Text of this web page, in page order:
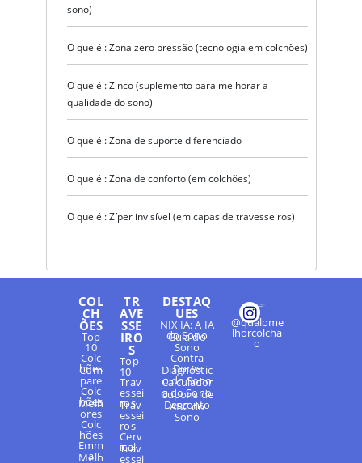
sono)
O que é : Zona zero pressão (tecnologia em colchões)
O que é : Zinco (suplemento para melhorar a
qualidade do sono)
O que é : Zona de suporte diferenciado
O que é : Zona de conforto (em colchões)
O que é : Zíper invisível (em capas de travesseiros)
COL
CH
ÕES
Top
10
Colc
hões
Com
pare
Colc
hões
Melh
ores
Colc
hões
Emm
a
Melh
TR
AVE
SSE
IRO
S
Top
10
Trav
essei
ros
Trav
essei
ros
Cerv
ical
Trav
essei
DESTAQ
UES
NIX IA: A IA
do Sono
Guia do
Sono
Contra
Dores
Diagnóstic
o do Sono
Calculador
a do Sono
Cupons de
Desconto
ABC do
Sono
@qualome
lhorcolcha
o